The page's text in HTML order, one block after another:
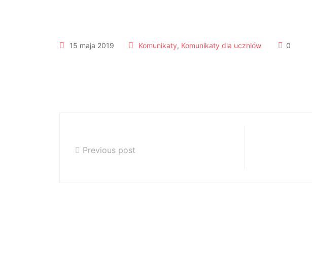
15 maja 2019 Komunikaty, Komunikaty dla uczniów 0
Previous post